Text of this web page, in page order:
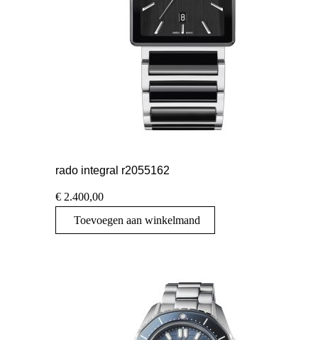
rado integral r2055162
€ 2.400,00
Toevoegen aan winkelmand